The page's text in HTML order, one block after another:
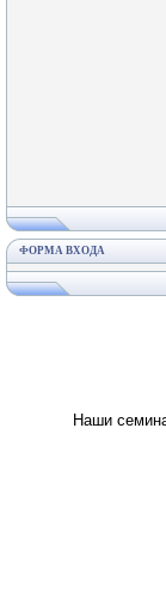
ФОРМА ВХОДА
Наши